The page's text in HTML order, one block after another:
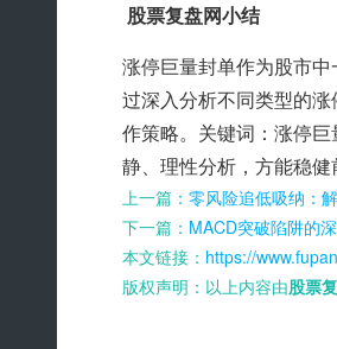
股票复盘网小结
涨停巨量封单作为股市
过深入分析不同类型的
作策略。关键词：涨停
静、理性分析，方能稳健
上一篇： 零风险追低吸纳：
下一篇： MACD突破陷阱的
本文链接： https://
版权声明：以上内容由股票